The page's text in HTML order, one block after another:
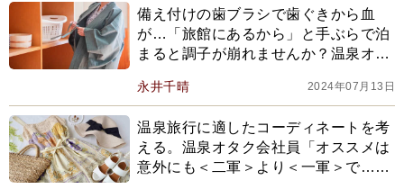
備え付けの歯ブラシで歯ぐきから血
が…「旅館にあるから」と手ぶらで泊
まると調子が崩れませんか？温泉オタ
アイテム＞紹介
永井千晴 2024年07月13日
温泉旅行に適したコーディネートを考
える。温泉オタク会社員「オススメは
意外にも＜二軍＞より＜一軍＞で…」